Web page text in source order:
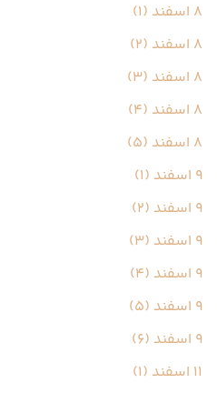
8 اسفند (1)
8 اسفند (2)
8 اسفند (3)
8 اسفند (4)
8 اسفند (5)
9 اسفند (1)
9 اسفند (2)
9 اسفند (3)
9 اسفند (4)
9 اسفند (5)
9 اسفند (6)
11 اسفند (1)